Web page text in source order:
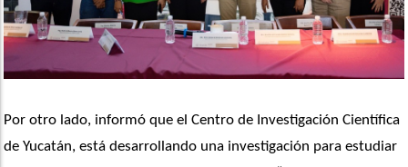
Por otro lado, informó que el Centro de Investigación Científica
de Yucatán, está desarrollando una investigación para estudiar